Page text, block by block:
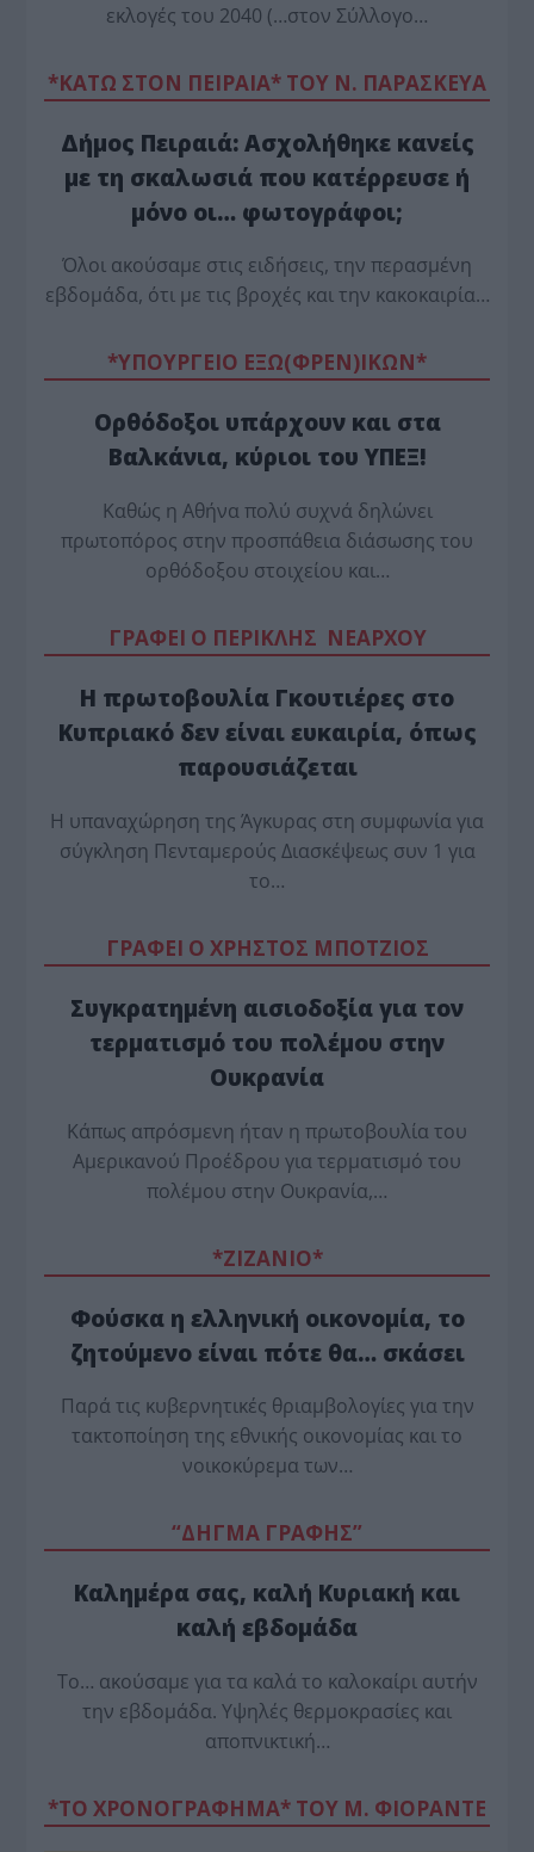
εκλογές του 2040 (…στον Σύλλογο…
*ΚΑΤΩ ΣΤΟΝ ΠΕΙΡΑΙΑ* ΤΟΥ Ν. ΠΑΡΑΣΚΕΥΑ
Δήμος Πειραιά: Ασχολήθηκε κανείς
με τη σκαλωσιά που κατέρρευσε ή
μόνο οι… φωτογράφοι;
Όλοι ακούσαμε στις ειδήσεις, την περασμένη
εβδομάδα, ότι με τις βροχές και την κακοκαιρία…
*ΥΠΟΥΡΓΕΙΟ ΕΞΩ(ΦΡΕΝ)ΙΚΩΝ*
Ορθόδοξοι υπάρχουν και στα
Βαλκάνια, κύριοι του ΥΠΕΞ!
Καθώς η Αθήνα πολύ συχνά δηλώνει
πρωτοπόρος στην προσπάθεια διάσωσης του
ορθόδοξου στοιχείου και…
ΓΡΑΦΕΙ Ο ΠΕΡΙΚΛΗΣ ΝΕΑΡΧΟΥ
Η πρωτοβουλία Γκουτιέρες στο
Κυπριακό δεν είναι ευκαιρία, όπως
παρουσιάζεται
Η υπαναχώρηση της Άγκυρας στη συμφωνία για
σύγκληση Πενταμερούς Διασκέψεως συν 1 για
το…
ΓΡΑΦΕΙ Ο ΧΡΗΣΤΟΣ ΜΠΟΤΖΙΟΣ
Συγκρατημένη αισιοδοξία για τον
τερματισμό του πολέμου στην
Ουκρανία
Κάπως απρόσμενη ήταν η πρωτοβουλία του
Αμερικανού Προέδρου για τερματισμό του
πολέμου στην Ουκρανία,…
*ZΙΖΑΝΙΟ*
Φούσκα η ελληνική οικονομία, το
ζητούμενο είναι πότε θα… σκάσει
Παρά τις κυβερνητικές θριαμβολογίες για την
τακτοποίηση της εθνικής οικονομίας και το
νοικοκύρεμα των…
“ΔΗΓΜΑ ΓΡΑΦΗΣ”
Καλημέρα σας, καλή Κυριακή και
καλή εβδομάδα
Το… ακούσαμε για τα καλά το καλοκαίρι αυτήν
την εβδομάδα. Υψηλές θερμοκρασίες και
αποπνικτική…
*ΤΟ ΧΡΟΝΟΓΡΑΦΗΜΑ* ΤΟΥ Μ. ΦΙΟΡΆΝΤΕ